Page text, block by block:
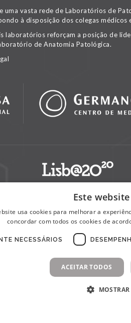
uma vasta rede de Laboratórios de
à disposição dos colegas médicos
laboratórios reforçam a posição de
de Anatomia Patológica.
Este
usa cookies para melhorar a
concordar com todos os cookies de
NECESSÁRIOS
ACEITAR TODOS